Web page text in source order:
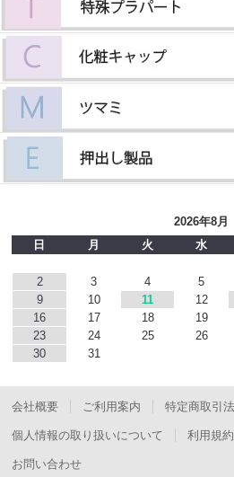
2026年8月
日
月 火 水
2
3 4 5
9
10 11 12
16
17 18 19
23
24 25 26
30
31
会社概要 ご利用案内 特定商取引
個人情報の取り扱いについて 利用規約
お問い合わせ